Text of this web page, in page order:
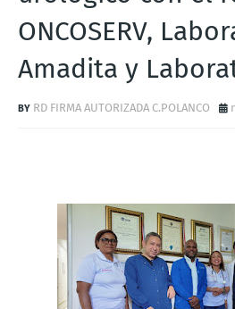
ONCOSERV,
Amadita y
RD FIRMA AUTORIZADA C.POLANCO